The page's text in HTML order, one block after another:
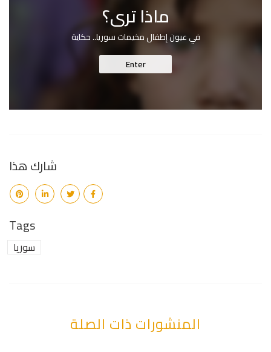
ماذا ترى؟
في عيون إطفال مخيمات سوريا.. حكاية
Enter
شارك هذا
Tags
سوريا
المنشورات ذات الصلة